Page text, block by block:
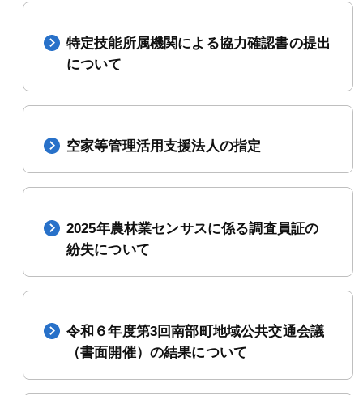
特定技能所属機関による協力確認書の提出
について
空家等管理活用支援法人の指定
2025年農林業センサスに係る調査員証の
紛失について
令和６年度第3回南部町地域公共交通会議
（書面開催）の結果について